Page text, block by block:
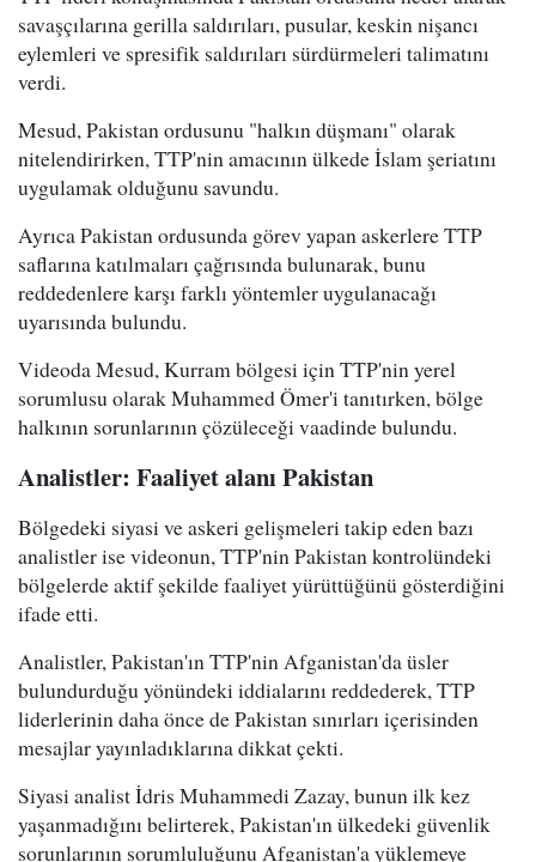
savaşçılarına gerilla saldırıları, pusular, keskin nişancı
eylemleri ve spresifik saldırıları sürdürmeleri talimatını
verdi.
Mesud, Pakistan ordusunu "halkın düşmanı" olarak
nitelendirirken, TTP'nin amacının ülkede İslam şeriatını
uygulamak olduğunu savundu.
Ayrıca Pakistan ordusunda görev yapan askerlere TTP
saflarına katılmaları çağrısında bulunarak, bunu
reddedenlere karşı farklı yöntemler uygulanacağı
uyarısında bulundu.
Videoda Mesud, Kurram bölgesi için TTP'nin yerel
sorumlusu olarak Muhammed Ömer'i tanıtırken, bölge
halkının sorunlarının çözüleceği vaadinde bulundu.
Analistler: Faaliyet alanı Pakistan
Bölgedeki siyasi ve askeri gelişmeleri takip eden bazı
analistler ise videonun, TTP'nin Pakistan kontrolündeki
bölgelerde aktif şekilde faaliyet yürüttüğünü gösterdiğini
ifade etti.
Analistler, Pakistan'ın TTP'nin Afganistan'da üsler
bulundurduğu yönündeki iddialarını reddederek, TTP
liderlerinin daha önce de Pakistan sınırları içerisinden
mesajlar yayınladıklarına dikkat çekti.
Siyasi analist İdris Muhammedi Zazay, bunun ilk kez
yaşanmadığını belirterek, Pakistan'ın ülkedeki güvenlik
sorunlarının sorumluluğunu Afganistan'a yüklemeye